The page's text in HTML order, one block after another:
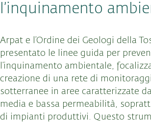
l’inquinamento
Arpat e l’Ordine dei Geologi della
presentato le linee guida per
l’inquinamento ambientale,
creazione di una rete di
sotterranee in aree caratterizzate
media e bassa permeabilità,
di impianti produttivi. Questo